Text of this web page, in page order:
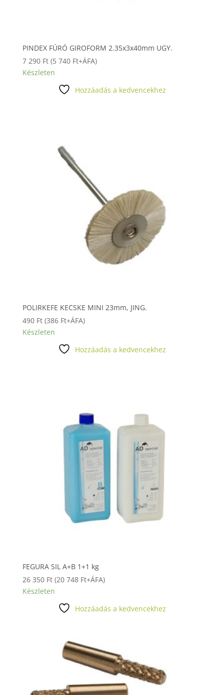
PINDEX FÚRÓ GIROFORM 2.35x3x40mm UGY.
7 290 Ft (5 740 Ft+ÁFA)
Készleten
Hozzáadás a kedvencekhez
POLIRKEFE KECSKE MINI 23mm, JING.
490 Ft (386 Ft+ÁFA)
Készleten
Hozzáadás a kedvencekhez
FEGURA SIL A+B 1+1 kg
26 350 Ft (20 748 Ft+ÁFA)
Készleten
Hozzáadás a kedvencekhez